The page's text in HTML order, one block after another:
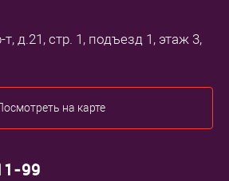
д.21, стр. 1, подъезд 1, этаж 3,
на карте
99